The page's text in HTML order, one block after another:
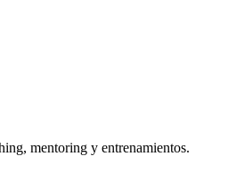
mentoring y entrenamientos.